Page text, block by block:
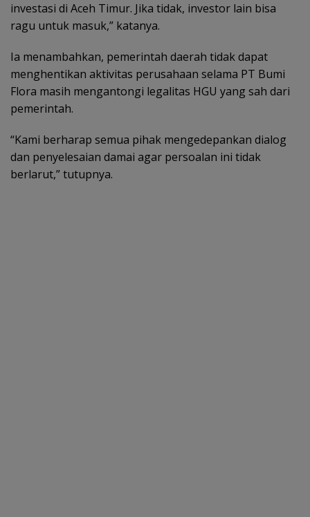
investasi di Aceh Timur. Jika tidak, investor lain bisa
ragu untuk masuk,” katanya.
Ia menambahkan, pemerintah daerah tidak dapat
menghentikan aktivitas perusahaan selama PT Bumi
Flora masih mengantongi legalitas HGU yang sah dari
pemerintah.
“Kami berharap semua pihak mengedepankan dialog
dan penyelesaian damai agar persoalan ini tidak
berlarut,” tutupnya.